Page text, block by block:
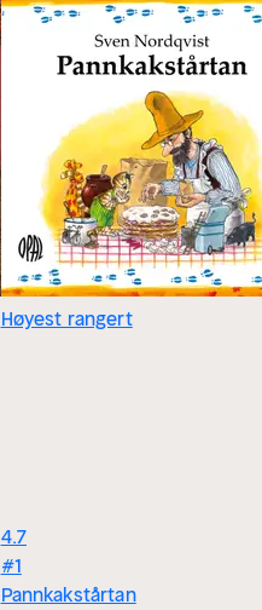
Høyest rangert
4.7
#1
Pannkakstårtan